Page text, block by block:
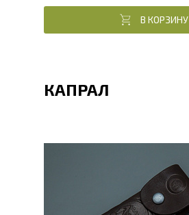
В КОРЗИНУ
КАПРАЛ
Длина клинка, мм
Ширина клинка, мм